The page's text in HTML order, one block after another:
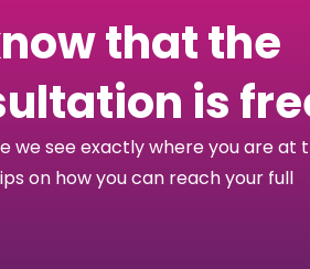
that the
is
we see exactly where you are at
on how you can reach your full